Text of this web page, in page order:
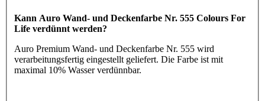
Kann Auro Wand- und Deckenfarbe Nr. 555 Colours For
Life verdünnt werden?
Auro Premium Wand- und Deckenfarbe Nr. 555 wird
verarbeitungsfertig eingestellt geliefert. Die Farbe ist mit
maximal 10% Wasser verdünnbar.